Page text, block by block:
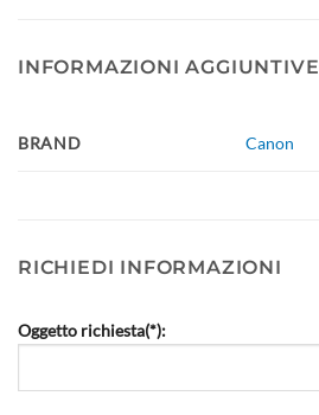
INFORMAZIONI AGGIUNTIVE
BRAND Canon
RICHIEDI INFORMAZIONI
Oggetto richiesta(*):